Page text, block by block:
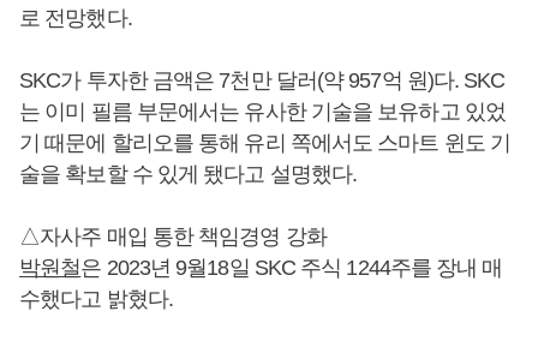
로 전망했다.
SKC가 투자한 금액은 7천만 달러(약 957억 원)다. SKC
는 이미 필름 부문에서는 유사한 기술을 보유하고 있었
기 때문에 할리오를 통해 유리 쪽에서도 스마트 윈도 기
술을 확보할 수 있게 됐다고 설명했다.
△자사주 매입 통한 책임경영 강화
박원철은 2023년 9월18일 SKC 주식 1244주를 장내 매
수했다고 밝혔다.